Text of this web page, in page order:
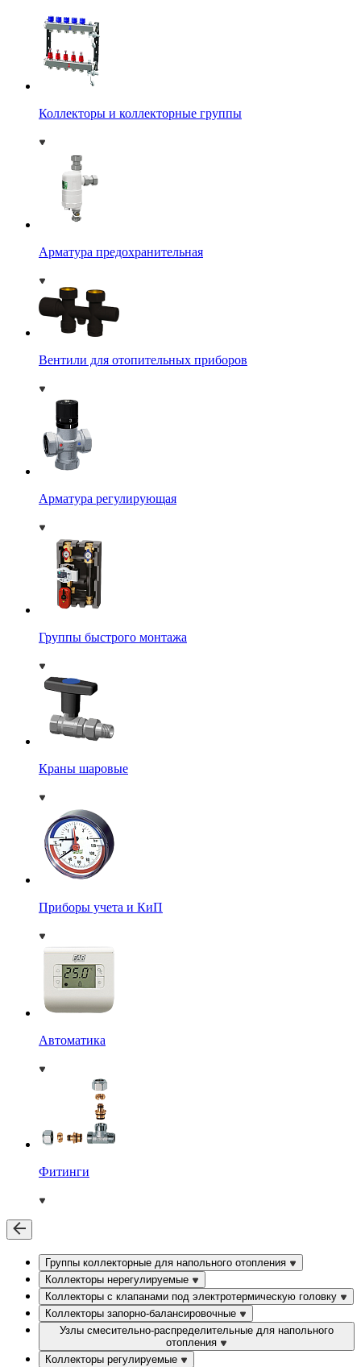
Коллекторы и коллекторные группы
Арматура предохранительная
Вентили для отопительных приборов
Арматура регулирующая
Группы быстрого монтажа
Краны шаровые
Приборы учета и КиП
Автоматика
Фитинги
Группы коллекторные для напольного отопления
Коллекторы нерегулируемые
Коллекторы с клапанами под электротермическую головку
Коллекторы запорно-балансировочные
Узлы смесительно-распределительные для напольного
отопления
Коллекторы регулируемые